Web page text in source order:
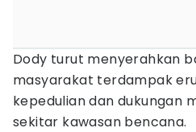
Dody turut menyerahkan
masyarakat terdampak
kepedulian dan dukungan
sekitar kawasan bencana.